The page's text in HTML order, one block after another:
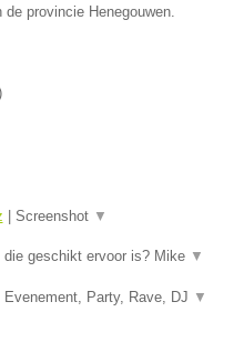
provincie Henegouwen.
Screenshot ▼
geschikt ervoor is? Mike ▼
Party, Rave, DJ ▼